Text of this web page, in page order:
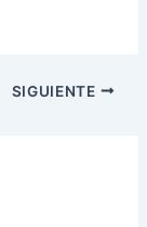
SIGUIENTE